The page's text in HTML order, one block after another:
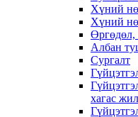
Хүний
Хүний
Өргөдөл,
Албан
Сургалт
хагас жил